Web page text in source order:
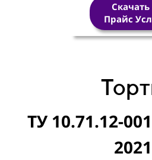
Скачать
Прайс
ТУ 10.71.12-
2021